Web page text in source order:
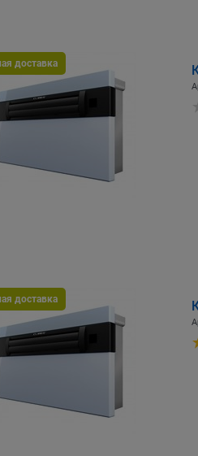
доставка
доставка